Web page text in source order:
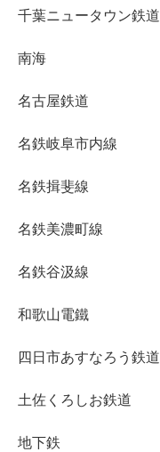
千葉ニュータウン鉄道
南海
名古屋鉄道
名鉄岐阜市内線
名鉄揖斐線
名鉄美濃町線
名鉄谷汲線
和歌山電鐵
四日市あすなろう鉄道
土佐くろしお鉄道
地下鉄